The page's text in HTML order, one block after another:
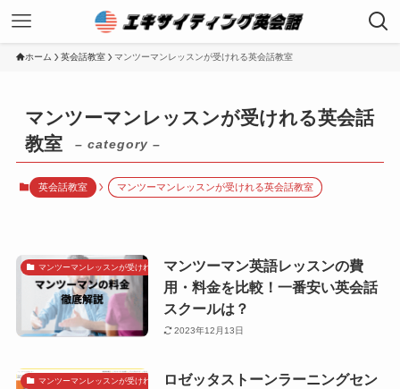
ホーム 英会話教室 マンツーマンレッスンが受けれる英会話教室
マンツーマンレッスンが受けれる英会話
教室
– category –
英会話教室 マンツーマンレッスンが受けれる英会話教室
マンツーマンレッスンが受けれる英会話教室マンツーマン英語レッスンの費
用・料金を比較！一番安い英会話
スクールは？
2023年12月13日
マンツーマンレッスンが受けれる英会話教室ロゼッタストーンラーニングセン